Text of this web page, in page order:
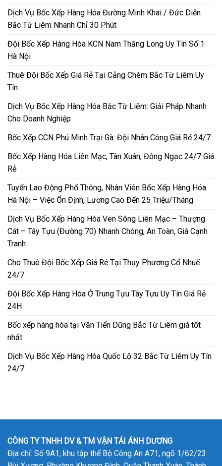
Dịch Vụ Bốc Xếp Hàng Hóa Đường Minh Khai / Đức Diễn
Bắc Từ Liêm Nhanh Chỉ 30 Phút
Đội Bốc Xếp Hàng Hóa KCN Nam Thăng Long Uy Tín Số 1
Hà Nội
Thuê Đội Bốc Xếp Giá Rẻ Tại Cảng Chèm Bắc Từ Liêm Uy
Tín
Dịch Vụ Bốc Xếp Hàng Hóa Bắc Từ Liêm: Giải Pháp Nhanh
Cho Doanh Nghiệp
Bốc Xếp CCN Phú Minh Trại Gà: Đội Nhân Công Giá Rẻ 24/7
Bốc Xếp Hàng Hóa Liên Mạc, Tân Xuân, Đông Ngạc 24/7 Giá
Rẻ
Tuyển Lao Động Phổ Thông, Nhân Viên Bốc Xếp Hàng Hóa
Hà Nội – Việc Ổn Định, Lương Cao Đến 25 Triệu/Tháng
Dịch Vụ Bốc Xếp Hàng Hóa Ven Sông Liên Mạc – Thượng
Cát – Tây Tựu (Đường 70) Nhanh Chóng, An Toàn, Giá Cạnh
Tranh
Cho Thuê Đội Bốc Xếp Giá Rẻ Tại Thụy Phương Cổ Nhuế
24/7
Đội Bốc Xếp Hàng Hóa Ở Trung Tựu Tây Tựu Uy Tín Giá Rẻ
24H
Bốc xếp hàng hóa tại Văn Tiến Dũng Bắc Từ Liêm giá tốt
nhất
Dịch Vụ Bốc Xếp Hàng Hóa Quốc Lộ 32 Bắc Từ Liêm Uy Tín
24/7
CÔNG TY TNHH DV & TM VẬN TẢI ÁNH DƯƠNG
Địa chỉ: Số 9A1, khu tập thể Bộ Công An A71, ngõ 1/62/23